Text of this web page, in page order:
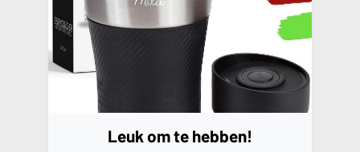
Leuk om te hebben!